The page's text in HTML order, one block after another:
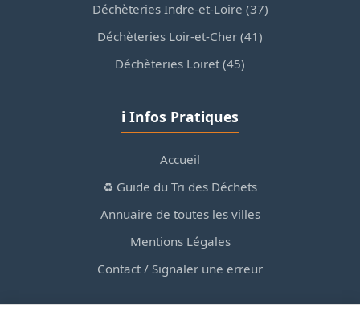
Déchèteries Indre-et-Loire (37)
Déchèteries Loir-et-Cher (41)
Déchèteries Loiret (45)
ℹ️ Infos Pratiques
Accueil
♻️ Guide du Tri des Déchets
Annuaire de toutes les villes
Mentions Légales
Contact / Signaler une erreur